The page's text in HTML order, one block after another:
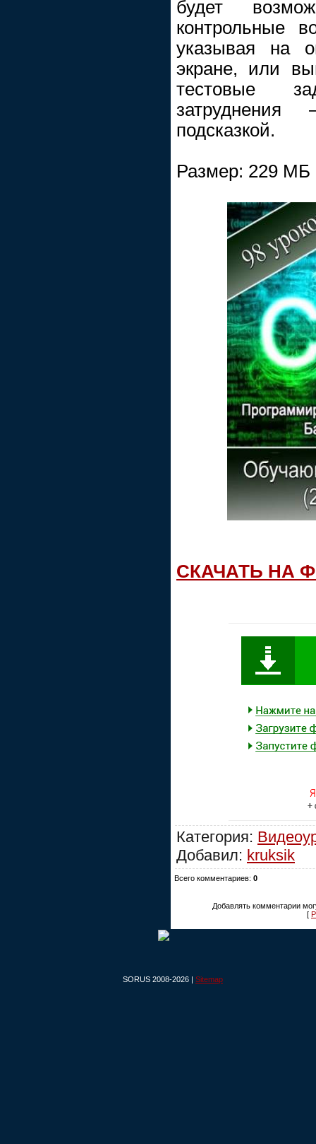
будет
контрольные
указывая на
экране, или
тестовые
подсказкой.
Размер: 229 МБ
СКАЧАТЬ НА
Категория:
Добавил: kruksik
Всего комментариев: 0
Добавлять комментарии
[
SORUS 2008-2026 | Sitemap